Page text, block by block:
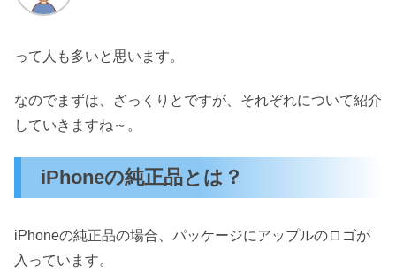
って人も多いと思います。
なのでまずは、ざっくりとですが、それぞれについて紹介
していきますね～。
iPhoneの純正品とは？
iPhoneの純正品の場合、パッケージにアップルのロゴが
入っています。